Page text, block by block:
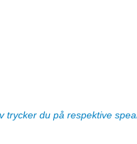
trycker du på respektive